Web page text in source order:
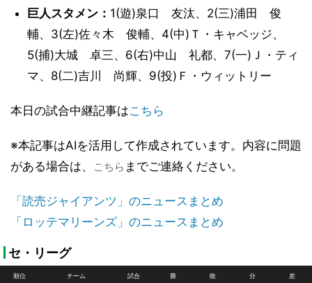
巨人スタメン： 1(遊)泉口 友汰、2(三)浦田 俊
輔、3(左)佐々木 俊輔、4(中)Ｔ・キャベッジ、
5(捕)大城 卓三、6(右)中山 礼都、7(一)Ｊ・ティ
マ、8(二)吉川 尚輝、9(投)Ｆ・ウィットリー
本日の試合中継記事はこちら
※本記事はAIを活用して作成されています。内容に問題
がある場合は、
こちら までご連絡ください。
「読売ジャイアンツ」のニュースまとめ
「ロッテマリーンズ」のニュースまとめ
セ・リーグ
順位 チーム 試合 勝 敗 分 差